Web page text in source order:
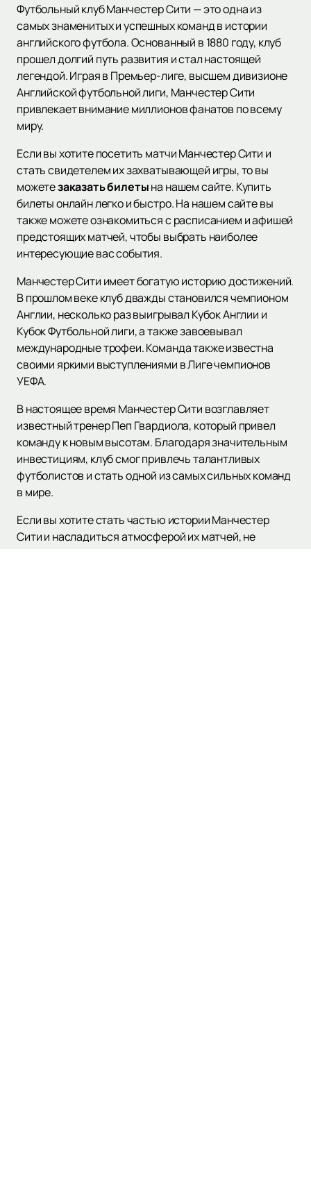
Футбольный клуб Манчестер Сити — это одна из
самых знаменитых и успешных команд в истории
английского футбола. Основанный в 1880 году, клуб
прошел долгий путь развития и стал настоящей
легендой. Играя в Премьер-лиге, высшем дивизионе
Английской футбольной лиги, Манчестер Сити
привлекает внимание миллионов фанатов по всему
миру.
Если вы хотите посетить матчи Манчестер Сити и
стать свидетелем их захватывающей игры, то вы
можетезаказать билетына нашем сайте. Купить
билеты онлайн легко и быстро. На нашем сайте вы
также можете ознакомиться с расписанием и афишей
предстоящих матчей, чтобы выбрать наиболее
интересующие вас события.
Манчестер Сити имеет богатую историю достижений.
В прошлом веке клуб дважды становился чемпионом
Англии, несколько раз выигрывал Кубок Англии и
Кубок Футбольной лиги, а также завоевывал
международные трофеи. Команда также известна
своими яркими выступлениями в Лиге чемпионов
УЕФА.
В настоящее время Манчестер Сити возглавляет
известный тренер Пеп Гвардиола, который привел
команду к новым высотам. Благодаря значительным
инвестициям, клуб смог привлечь талантливых
футболистов и стать одной из самых сильных команд
в мире.
Если вы хотите стать частью истории Манчестер
Сити и насладиться атмосферой их матчей, не